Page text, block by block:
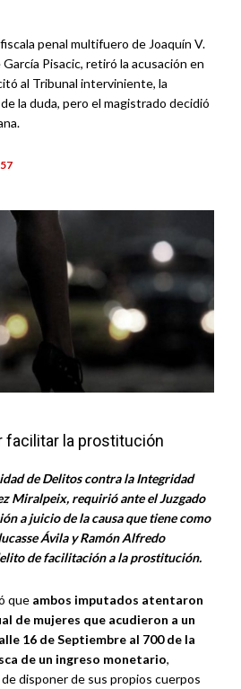
penal multifuero de Joaquín V.
Pisacic, retiró la acusación en
al Tribunal interviniente, la
la duda, pero el magistrado decidió
facilitar la prostitución
de Delitos contra la Integridad
Miralpeix, requirió ante el Juzgado
a juicio de la causa que tiene como
Ávila y Ramón Alfredo
de facilitación a la prostitución.
que ambos imputados atentaron
de mujeres que acudieron a un
16 de Septiembre al 700 de la
de un ingreso monetario,
disponer de sus propios cuerpos